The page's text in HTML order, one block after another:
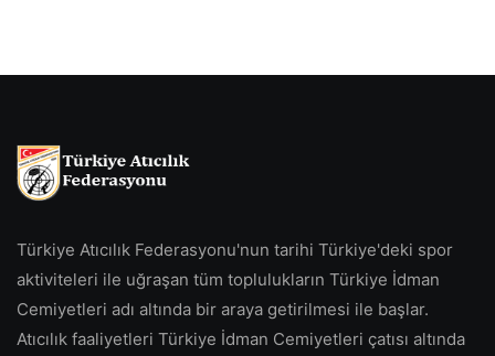
Türkiye Atıcılık Federasyonu'nun tarihi Türkiye'deki spor
aktiviteleri ile uğraşan tüm toplulukların Türkiye İdman
Cemiyetleri adı altında bir araya getirilmesi ile başlar.
Atıcılık faaliyetleri Türkiye İdman Cemiyetleri çatısı altında